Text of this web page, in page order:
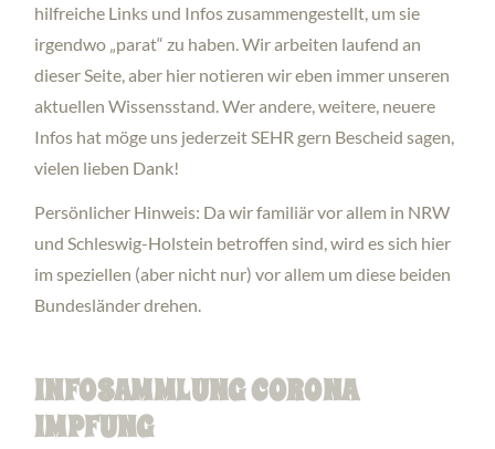
hilfreiche Links und Infos zusammengestellt, um sie
irgendwo „parat“ zu haben. Wir arbeiten laufend an
dieser Seite, aber hier notieren wir eben immer unseren
aktuellen Wissensstand. Wer andere, weitere, neuere
Infos hat möge uns jederzeit SEHR gern Bescheid sagen,
vielen lieben Dank!
Persönlicher Hinweis: Da wir familiär vor allem in NRW
und Schleswig-Holstein betroffen sind, wird es sich hier
im speziellen (aber nicht nur) vor allem um diese beiden
Bundesländer drehen.
INFOSAMMLUNG CORONA
IMPFUNG